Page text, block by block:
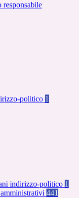
politico 1
indirizzo-politico 1
441